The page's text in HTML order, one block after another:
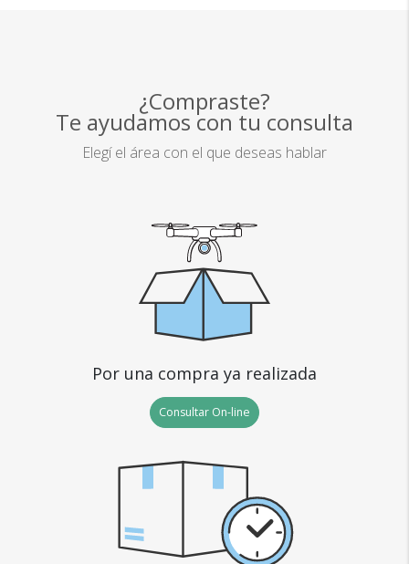
¿Compraste?
Te ayudamos con tu consulta
Elegí el área con el que deseas hablar
Por una compra ya realizada
Consultar On-line